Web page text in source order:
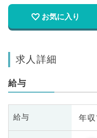
お気に入り
求人詳細
給与
給与 年